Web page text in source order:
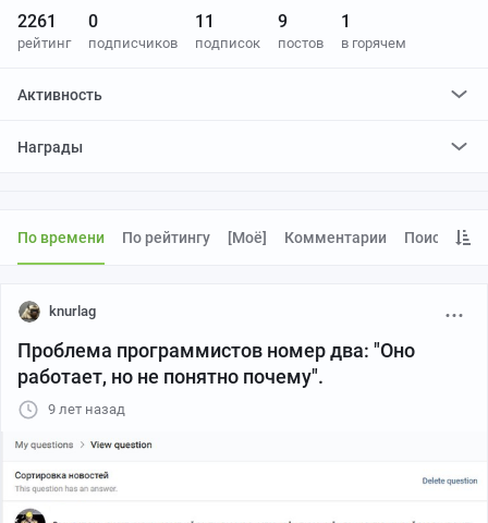
2261
рейтинг
0
подписчиков
11
подписок
9
постов
1
в горячем
Активность
отредактировал
Награды
По времени По рейтингу [моё] Комментарии Поиск
knurlag
Проблема программистов номер два: "Оно
работает, но не понятно почему".
9 лет назад